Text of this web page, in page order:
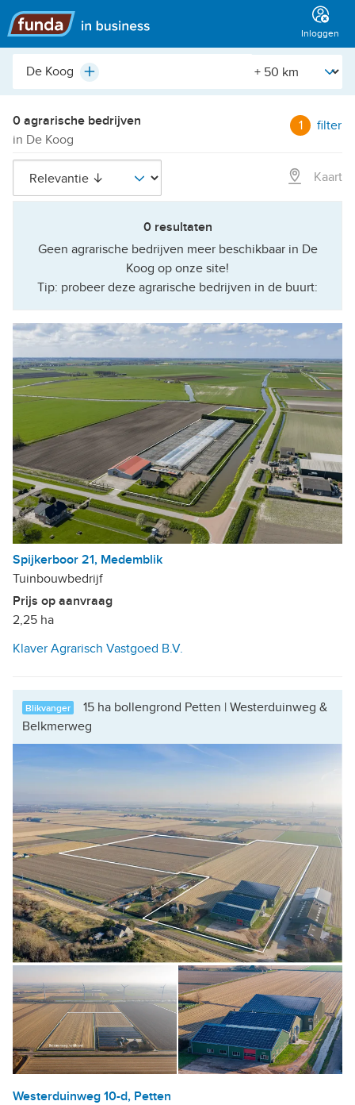
Hoofdmenu
Inloggen
Plaats,
etc.
Plus [Straal]
0 agrarische bedrijven
in De Koog
1 filter
Kaart
0 resultaten
Geen agrarische bedrijven meer beschikbaar in De
Koog op onze site!
Tip: probeer deze agrarische bedrijven in de buurt:
Spijkerboor 21, Medemblik
Tuinbouwbedrijf
Prijs op aanvraag
2,25 ha
Klaver Agrarisch Vastgoed B.V.
Blikvanger
15 ha bollengrond Petten | Westerduinweg &
Belkmerweg
Westerduinweg 10-d, Petten